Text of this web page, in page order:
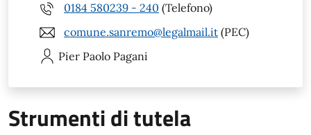
0184 580239 - 240 (Telefono)
comune.sanremo@legalmail.it (PEC)
Pier Paolo Pagani
Strumenti di tutela